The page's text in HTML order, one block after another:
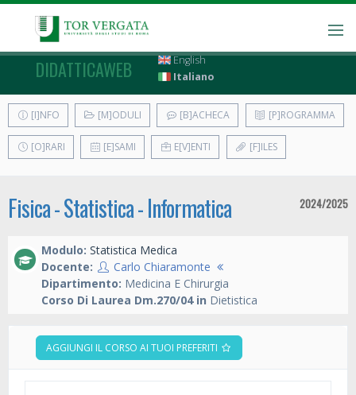
DIDATTICAWEB
English
Italiano
[I]NFO [M]ODULI [B]ACHECA [P]ROGRAMMA
[O]RARI [E]SAMI E[V]ENTI [F]ILES
Fisica - Statistica - Informatica 2024/2025
Modulo: Statistica Medica
Docente:
Carlo Chiaramonte
Dipartimento: Medicina E Chirurgia
Corso Di Laurea Dm.270/04 in Dietistica
AGGIUNGI IL CORSO AI TUOI PREFERITI